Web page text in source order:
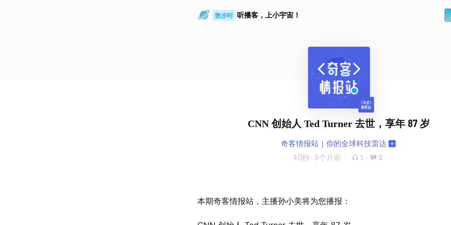
散步时 听播客，上小宇宙！
CNN 创始人 Ted Turner 去世，享年 87 岁
奇客情报站｜你的全球科技雷达
40秒· 3个月前 1 · 0
本期奇客情报站，主播孙小美将为您播报：